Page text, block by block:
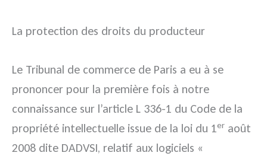
La protection des droits du producteur
Le Tribunal de commerce de Paris a eu à se
prononcer pour la première fois à notre
connaissance sur l’article L 336-1 du Code de la
propriété intellectuelle issue de la loi du 1er août
2008 dite DADVSI, relatif aux logiciels «